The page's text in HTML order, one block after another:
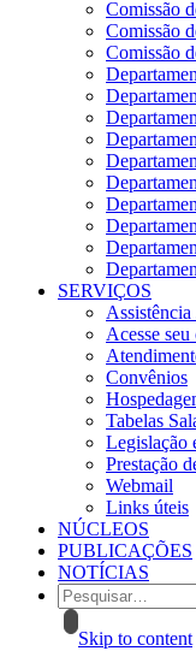
Comissão
Comissão
Comissão
SERVIÇOS
Assistência
Acesse
Convênios
Tabelas
Legislação
Prestação
Webmail
Links úteis
NÚCLEOS
PUBLICAÇÕES
NOTÍCIAS
Skip to content